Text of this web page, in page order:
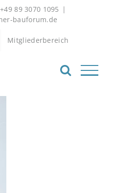
89 3070 1095 |
bauforum.de
Mitgliederbereich